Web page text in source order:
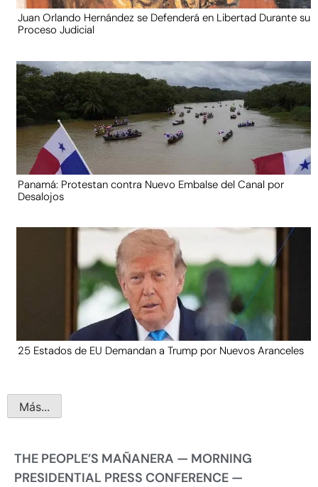
Juan Orlando Hernández se Defenderá en Libertad Durante su
Proceso Judicial
Panamá: Protestan contra Nuevo Embalse del Canal por
Desalojos
25 Estados de EU Demandan a Trump por Nuevos Aranceles
Más...
THE PEOPLE’S MAÑANERA — MORNING
PRESIDENTIAL PRESS CONFERENCE —